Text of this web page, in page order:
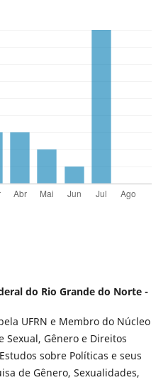
do Rio Grande do Norte -
UFRN e Membro do Núcleo
Gênero e Direitos
sobre Políticas e seus
de Gênero, Sexualidades,